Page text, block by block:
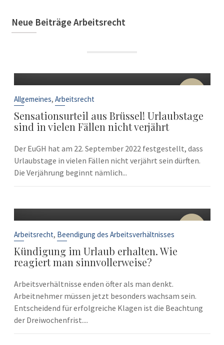
Neue Beiträge Arbeitsrecht
22
Allgemeines, Arbeitsrecht
Sensationsurteil aus Brüssel! Urlaubstage
sind in vielen Fällen nicht verjährt
Der EuGH hat am 22. September 2022 festgestellt, dass
Urlaubstage in vielen Fällen nicht verjährt sein dürften.
Die Verjährung beginnt nämlich...
10
Arbeitsrecht, Beendigung des Arbeitsverhältnisses
Kündigung im Urlaub erhalten. Wie
reagiert man sinnvollerweise?
Arbeitsverhältnisse enden öfter als man denkt.
Arbeitnehmer müssen jetzt besonders wachsam sein.
Entscheidend für erfolgreiche Klagen ist die Beachtung
der Dreiwochenfrist....